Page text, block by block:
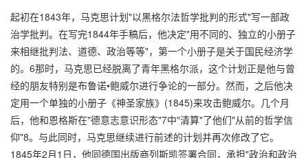
起初在1843年，马克思计划"以黑格尔法哲学批判的形式"写一部政
治学批判。在写完1844年手稿后，他决定"用不同的、独立的小册子
来相继批判法、道德、政治等等"，第一个小册子是关于国民经济学
的。6那时，马克思已经脱离了青年黑格尔派，这个计划正是他与曾
经的朋友特别是布鲁诺•鲍威尔进行争论的一部分。然而，之后他决
定用一个单独的小册子《神圣家族》(1845)来攻击鲍威尔。几个月
后，他和恩格斯在"德意志意识形态"7中"清算"了他们"从前的哲学信
仰"8。与此同时，马克思继续进行前述的计划并再次修改了它。
1845年2月1日，他同德国出版商列斯凯签署合同，承担"政治和政治